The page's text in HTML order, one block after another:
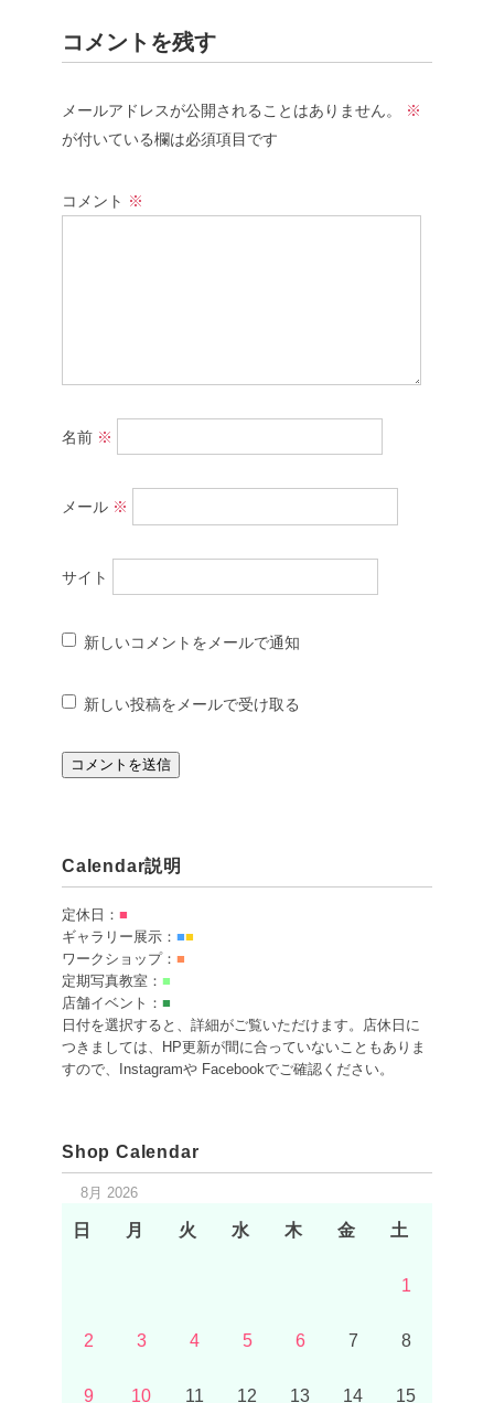
コメントを残す
メールアドレスが公開されることはありません。
※
が付いている欄は必須項目です
コメント ※
名前 ※
メール ※
サイト
新しいコメントをメールで通知
新しい投稿をメールで受け取る
Calendar説明
定休日： ■
ギャラリー展示： ■■
ワークショップ： ■
定期写真教室： ■
店舗イベント： ■
日付を選択すると、詳細がご覧いただけます。店休日に
つきましては、HP更新が間に合っていないこともありま
すので、Instagramや Facebookでご確認ください。
Shop Calendar
8月 2026
日 月 火 水 木 金 土
1
2 3 4 5 6 7 8
9 10 11 12 13 14 15